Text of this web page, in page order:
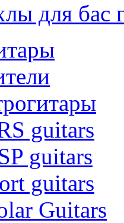
для бас
guitars
guitars
guitars
Guitars